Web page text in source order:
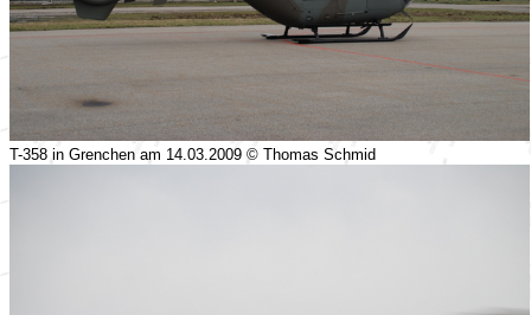
T-358 in Grenchen am 14.03.2009 © Thomas Schmid